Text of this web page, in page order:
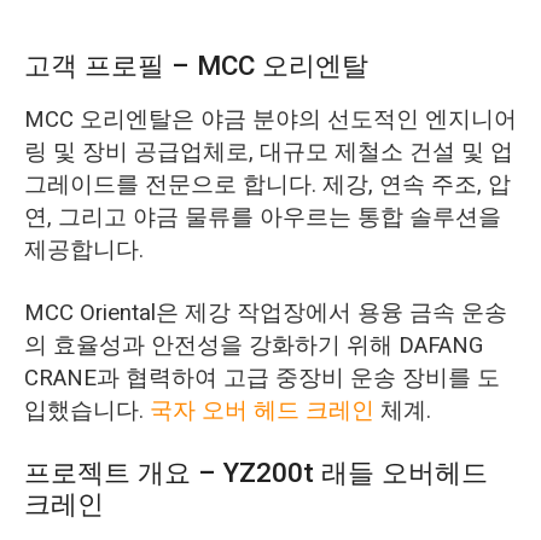
고객 프로필 – MCC 오리엔탈
MCC 오리엔탈은 야금 분야의 선도적인 엔지니어
링 및 장비 공급업체로, 대규모 제철소 건설 및 업
그레이드를 전문으로 합니다. 제강, 연속 주조, 압
연, 그리고 야금 물류를 아우르는 통합 솔루션을
제공합니다.
MCC Oriental은 제강 작업장에서 용융 금속 운송
의 효율성과 안전성을 강화하기 위해 DAFANG
CRANE과 협력하여 고급 중장비 운송 장비를 도
입했습니다. 국자 오버 헤드 크레인 체계.
프로젝트 개요 – YZ200t 래들 오버헤드
크레인